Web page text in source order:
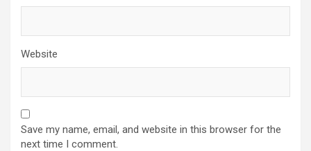
Website
Save my name, email, and website in this browser for the
next time I comment.